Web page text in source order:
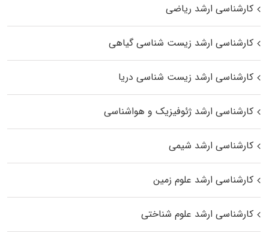
کارشناسی ارشد ریاضی
کارشناسی ارشد زیست‌ شناسی گیاهی
کارشناسی ارشد زیست‌ شناسی دریا
کارشناسی ارشد ژئوفیزیک و هواشناسی
کارشناسی ارشد شیمی
کارشناسی ارشد علوم زمین
کارشناسی ارشد علوم شناختی